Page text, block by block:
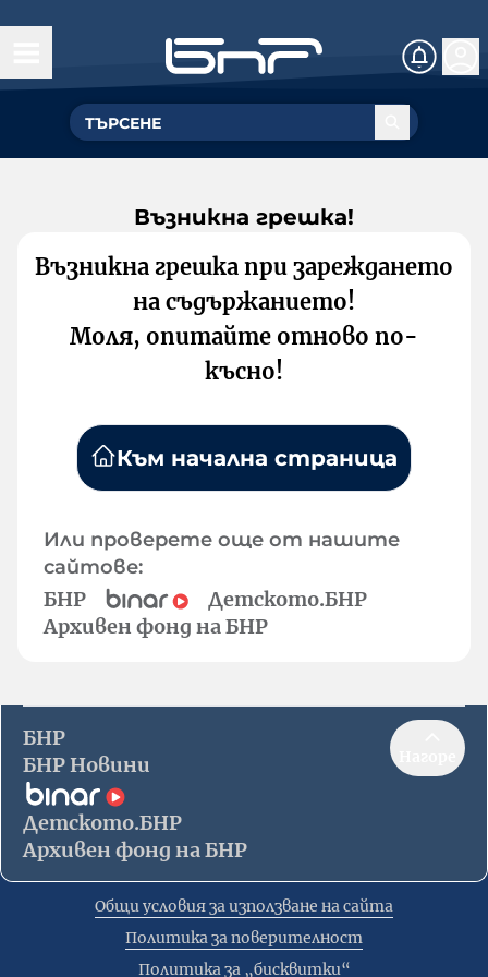
Възникна грешка!
Възникна грешка при зареждането
на съдържанието!
Моля, опитайте отново по-
късно!
Към начална страница
Или проверете още от нашите
сайтове:
БНР
Детското.БНР
Архивен фонд на БНР
БНР
БНР Новини
Детското.БНР
Архивен фонд на БНР
Общи условия за използване на сайта
Политика за поверителност
Политика за „бисквитки“